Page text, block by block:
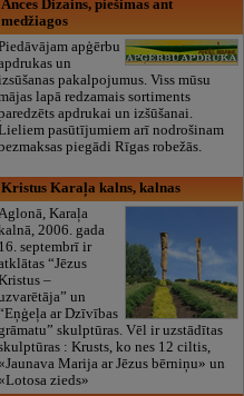
Ances Dizains, piešimas ant
medžiagos
apģērbu
un
pakalpojumus. Viss mūsu
lapā redzamais sortiments
apdrukai un izšūšanai.
pasūtījumiem arī nodrošinam
piegādi Rīgas robežās.
Kristus Karaļa kalns, kalnas
Karaļa
2006. gada
16. septembrī ir
“Jēzus
–
un
ar Dzīvības
grāmatu” skulptūras. Vēl ir uzstādītas
: Krusts, ko nes 12 ciltis,
«Jaunava Marija ar Jēzus bērniņu» un
«Lotosa zieds»